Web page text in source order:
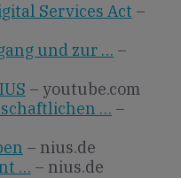
Services Act –
und zur … –
– youtube.com
… –
– nius.de
… – nius.de